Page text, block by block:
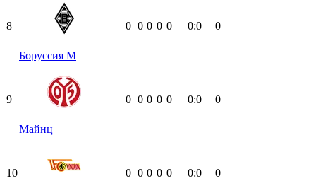
8
Боруссия М
0 0 0 0 0 0:0 0
9
Майнц
0 0 0 0 0 0:0 0
10 0 0 0 0 0 0:0 0